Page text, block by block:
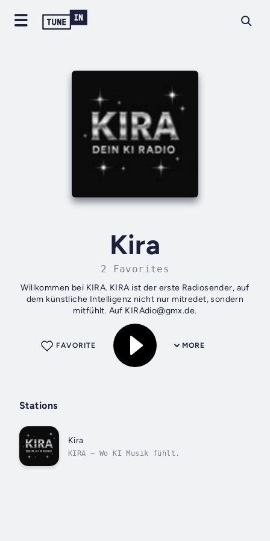
Kira
2 Favorites
Willkommen bei KIRA. KIRA ist der erste Radiosender, auf
dem künstliche Intelligenz nicht nur mitredet, sondern
mitfühlt. Auf KIRAdio@gmx.de.
MORE
FAVORITE
Stations
Kira
KIRA – Wo KI Musik fühlt.